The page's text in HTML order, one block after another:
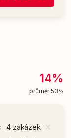
14%
průměr 53%
4 zakázek